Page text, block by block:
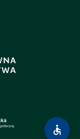
accessible